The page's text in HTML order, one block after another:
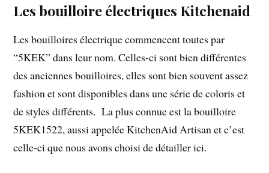
Les bouilloire électriques Kitchenaid
Les bouilloires électrique commencent toutes par
“5KEK” dans leur nom. Celles-ci sont bien différentes
des anciennes bouilloires, elles sont bien souvent assez
fashion et sont disponibles dans une série de coloris et
de styles différents. La plus connue est la bouilloire
5KEK1522, aussi appelée KitchenAid Artisan et c’est
celle-ci que nous avons choisi de détailler ici.